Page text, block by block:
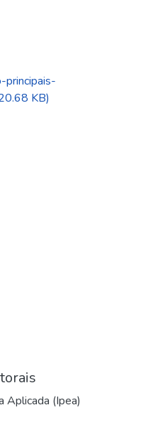
principais-
KB)
Aplicada (Ipea)